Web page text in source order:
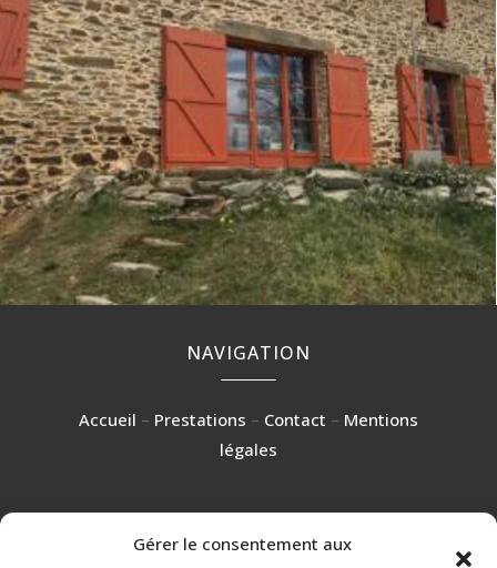
Gérer le consentement aux
NAVIGATION
Accueil – Prestations – Contact – Mentions
légales
RÉALISATION